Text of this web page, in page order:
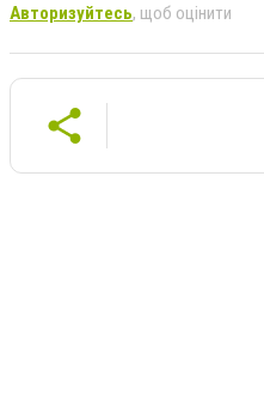
Авторизуйтесь, щоб оцінити